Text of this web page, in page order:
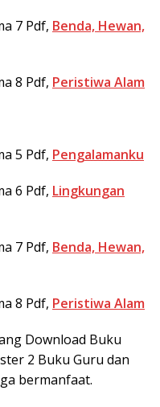
7 Pdf, Benda, Hewan,
8 Pdf, Peristiwa Alam
5 Pdf, Pengalamanku
6 Pdf, Lingkungan
7 Pdf, Benda, Hewan,
8 Pdf, Peristiwa Alam
Download Buku
2 Buku Guru dan
bermanfaat.